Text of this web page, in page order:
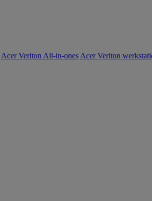
Acer Veriton All-in-ones Acer Veriton